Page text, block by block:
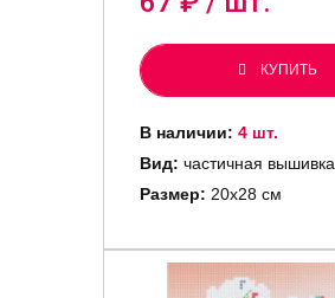
КУПИТЬ
В наличии: 4 шт.
Вид: частичная вышивка
Размер: 20х28 см